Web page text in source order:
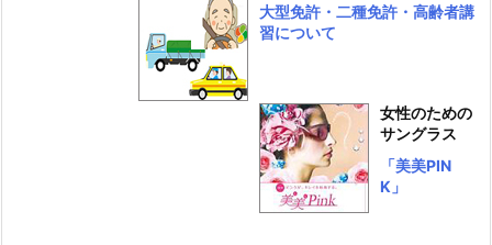
大型免許・二種免許・高齢者講
習について
女性のための
サングラス
「美美PIN
K」